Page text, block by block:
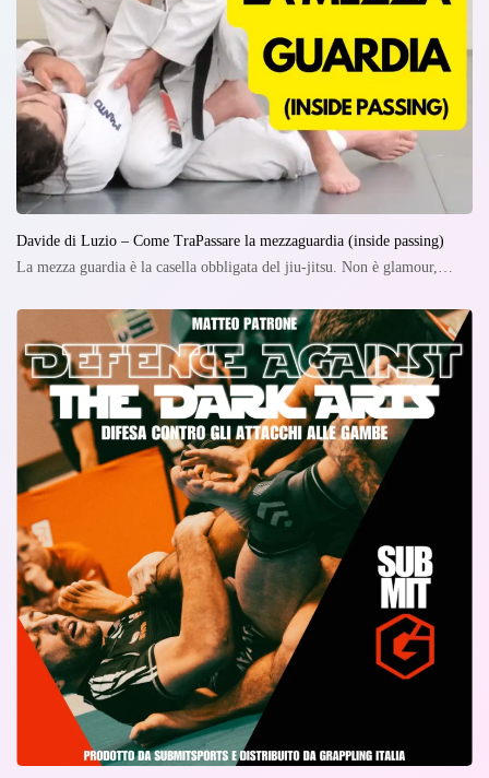
Davide di Luzio – Come TraPassare la mezzaguardia (inside passing)
La mezza guardia è la casella obbligata del jiu-jitsu. Non è glamour,…